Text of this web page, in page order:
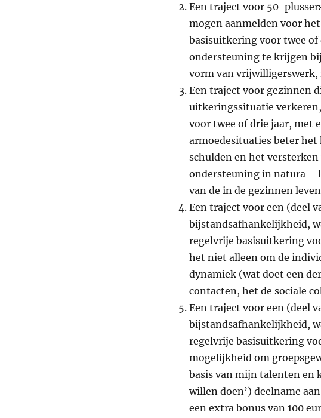
Een traject voor 50-
mogen aanmelden voor
basisuitkering voor twee
ondersteuning te krijgen
vorm van
Een traject voor gezinnen
uitkeringssituatie
voor twee of drie jaar, met
armoedesituaties beter
schulden en het
ondersteuning in natura –
van de in de gezinnen
Een traject voor een (deel
bijstandsafhankelijkheid,
regelvrije basisuitkering
het niet alleen om de
dynamiek (wat doet een
contacten, het de sociale
Een traject voor een (deel
bijstandsafhankelijkheid,
regelvrije basisuitkering
mogelijkheid om
basis van mijn talenten en
willen doen’) deelname
een extra bonus van 100